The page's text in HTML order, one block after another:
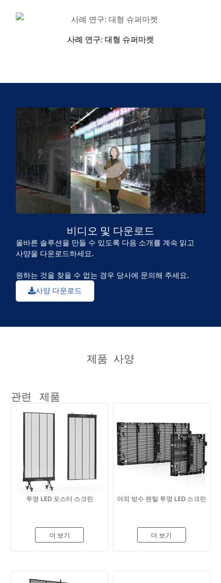
사례 연구: 대형 슈퍼마켓
비디오 및 다운로드
올바른 솔루션을 만들 수 있도록 다음 소개를 계속 읽고
사양을 다운로드하세요.
원하는 것을 찾을 수 없는 경우 당사에 문의해 주세요.
사양 다운로드
제품 사양
관련 제품
투명 LED 포스터 스크린
더 보기
야외 방수 렌탈 투명 LED 스크린
더 보기